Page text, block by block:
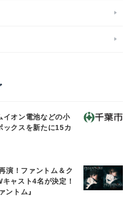
イオン電池などの小
ックスを新たに15カ
演！ファントム＆ク
ャスト4名が決定！
ントム』